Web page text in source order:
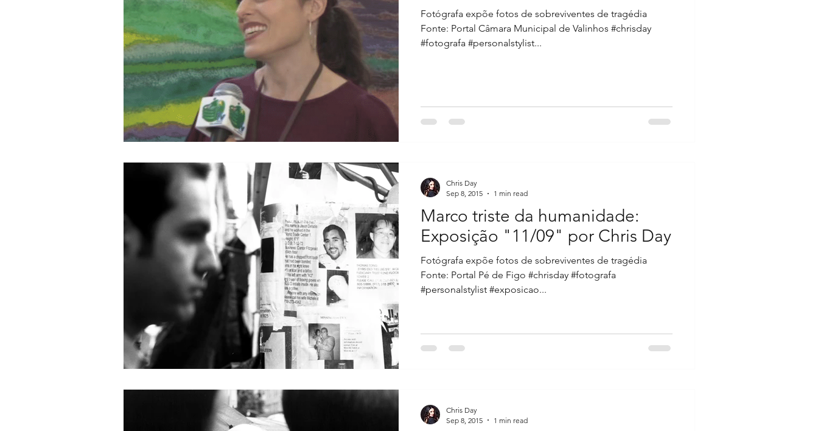
Fotógrafa expõe fotos de sobreviventes de tragédia
Fonte: Portal Câmara Municipal de Valinhos #chrisday
#fotografa #personalstylist...
Marco triste da humanidade:
Exposição "11/09" por Chris Day
Fotógrafa expõe fotos de sobreviventes de tragédia
Fonte: Portal Pé de Figo #chrisday #fotografa
#personalstylist #exposicao...
Chris Day
Sep 8, 2015
1 min read
Chris Day
Sep 8, 2015
1 min read